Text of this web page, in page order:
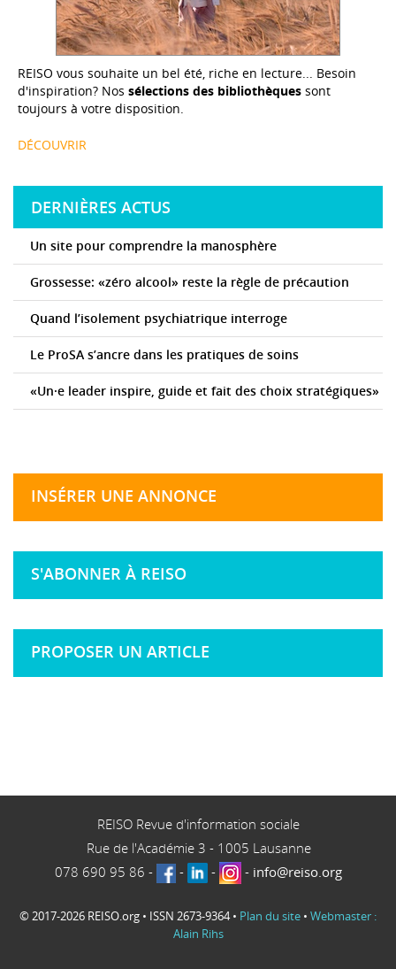
REISO vous souhaite un bel été, riche en lecture... Besoin
d'inspiration? Nos sélections des bibliothèques sont
toujours à votre disposition.
DÉCOUVRIR
DERNIÈRES ACTUS
Un site pour comprendre la manosphère
Grossesse: «zéro alcool» reste la règle de précaution
Quand l’isolement psychiatrique interroge
Le ProSA s’ancre dans les pratiques de soins
«Un·e leader inspire, guide et fait des choix stratégiques»
INSÉRER UNE ANNONCE
S'ABONNER À REISO
PROPOSER UN ARTICLE
REISO Revue d'information sociale
Rue de l'Académie 3 - 1005 Lausanne
078 690 95 86 - - - - info@reiso.org
© 2017-2026 REISO.org • ISSN 2673-9364 • Plan du site • Webmaster :
Alain Rihs